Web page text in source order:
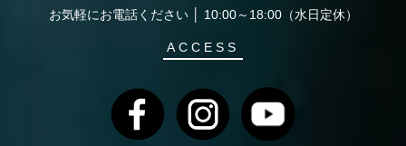
お気軽にお電話ください │ 10:00～18:00（水日定休）
ACCESS